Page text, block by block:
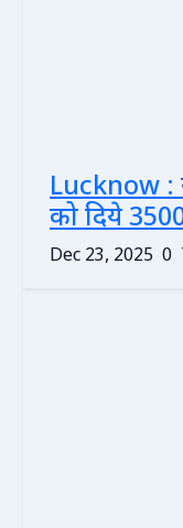
Lucknow :
को दिये
Dec 23, 2025 0